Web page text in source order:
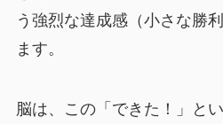
う強烈な達成感（小さな勝
ます。
脳は、この「できた！」と